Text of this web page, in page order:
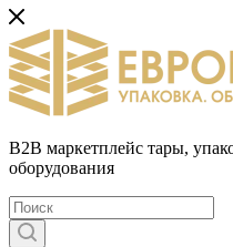
B2B маркетплейс тары,
оборудования